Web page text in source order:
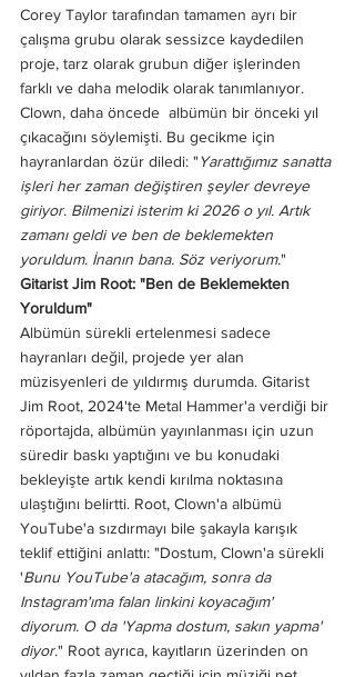
Corey Taylor tarafından tamamen ayrı bir
çalışma grubu olarak sessizce kaydedilen
proje, tarz olarak grubun diğer işlerinden
farklı ve daha melodik olarak tanımlanıyor.
Clown, daha öncede  albümün bir önceki yıl
çıkacağını söylemişti. Bu gecikme için
hayranlardan özür diledi: "Yarattığımız sanatta
işleri her zaman değiştiren şeyler devreye
giriyor. Bilmenizi isterim ki 2026 o yıl. Artık
zamanı geldi ve ben de beklemekten
yoruldum. İnanın bana. Söz veriyorum."
Gitarist Jim Root: "Ben de Beklemekten
Yoruldum"
Albümün sürekli ertelenmesi sadece
hayranları değil, projede yer alan
müzisyenleri de yıldırmış durumda. Gitarist
Jim Root, 2024'te Metal Hammer'a verdiği bir
röportajda, albümün yayınlanması için uzun
süredir baskı yaptığını ve bu konudaki
bekleyişte artık kendi kırılma noktasına
ulaştığını belirtti. Root, Clown'a albümü
YouTube'a sızdırmayı bile şakayla karışık
teklif ettiğini anlattı: "Dostum, Clown'a sürekli
'Bunu YouTube'a atacağım, sonra da
Instagram'ıma falan linkini koyacağım'
diyorum. O da 'Yapma dostum, sakın yapma'
diyor." Root ayrıca, kayıtların üzerinden on